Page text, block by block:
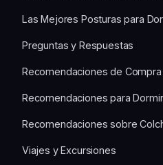
Las Mejores Posturas para
Preguntas y Respuestas
Recomendaciones de Compra
Recomendaciones para
Recomendaciones sobre
Viajes y Excursiones